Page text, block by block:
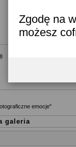
Zgodę na
możesz
emocje"
galeria